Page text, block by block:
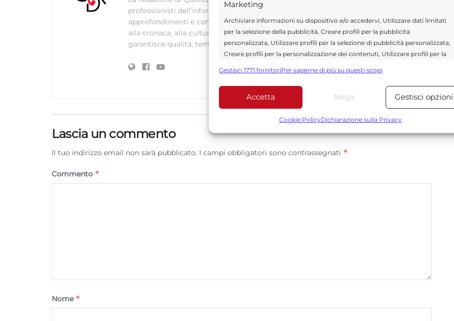
Marketing
Archiviare informazioni su dispositivo e/o accedervi, Utilizzare dati limitati
per la selezione della pubblicità, Creare profili per la pubblicità
personalizzata, Utilizzare profili per la selezione di pubblicità personalizzata,
Creare profili per la personalizzazione dei contenuti, Utilizzare profili per la
Utilizzare dati limitati per la selezione dei contenuti.
Funzionalità Sempre
Abbinare e combinare dati provenienti da altre fonti di dati,
Gestisci 1771 fornitoriPer saperne di più su questi scopi
Accetta Nega Gestisci opzioni
Cookie PolicyDichiarazione sulla Privacy
professionisti dell’informazione che ogni giorno lavorano per offrire notizie,
approfondimenti e contenuti accurati dedicati alla Sicilia, all’attualità, alla politica,
alla cronaca, alla cultura e allo sport. Un team dinamico e indipendente che
garantisce qualità, tempestività e affidabilità.
Lascia un commento
Il tuo indirizzo email non sarà pubblicato. I campi obbligatori sono contrassegnati *
Commento *
Nome *